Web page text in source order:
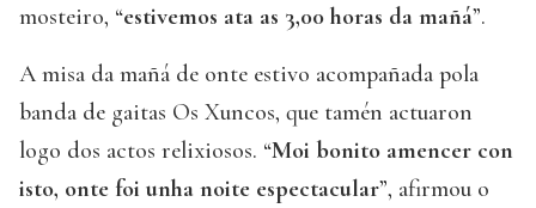
mosteiro, “estivemos ata as 3,00 horas da mañá”.
A misa da mañá de onte estivo acompañada pola
banda de gaitas Os Xuncos, que tamén actuaron
logo dos actos relixiosos. “Moi bonito amencer con
isto, onte foi unha noite espectacular”, afirmou o